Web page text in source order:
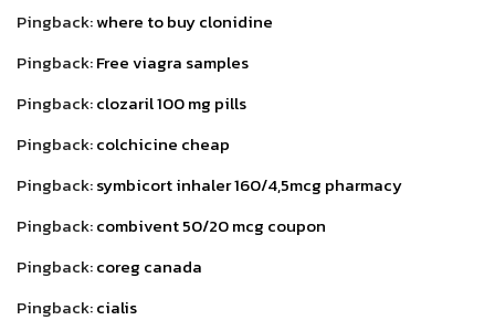
Pingback:where to buy clonidine
Pingback:Free viagra samples
Pingback:clozaril 100 mg pills
Pingback:colchicine cheap
Pingback:symbicort inhaler 160/4,5mcg pharmacy
Pingback:combivent 50/20 mcg coupon
Pingback:coreg canada
Pingback:cialis